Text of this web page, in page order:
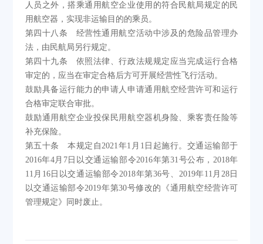
人员之外，搭乘通用航空企业使用的符合民航局规定的民
用航空器，实现非运输目的的乘员。
第四十八条 经营性通用航空活动中涉及的危险品管理办
法，由民航局另行规定。
第四十九条 依照法律、行政法规规定应当完成运行合格
审定的，应当在审定合格后方可开展经营性飞行活动。
鼓励具备运行能力的申请人申请通用航空经营许可和运行
合格审定联合审批。
鼓励通用航空企业投保民用航空器机身险、乘客责任险等
补充保险。
第五十条 本规定自2021年1月1日起施行。交通运输部于
2016年4月7日以交通运输部令2016年第31号公布，2018年
11月16日以交通运输部令2018年第36号、2019年11月28日
以交通运输部令2019年第30号修改的《通用航空经营许可
管理规定》同时废止。